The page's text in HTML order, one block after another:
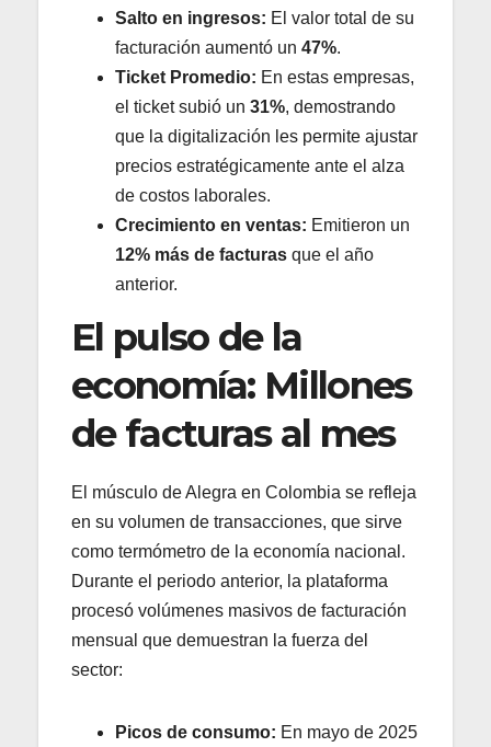
Salto en ingresos: El valor total de su
facturación aumentó un 47%.
Ticket Promedio: En estas empresas,
el ticket subió un 31%, demostrando
que la digitalización les permite ajustar
precios estratégicamente ante el alza
de costos laborales.
Crecimiento en ventas: Emitieron un
12% más de facturas que el año
anterior.
El pulso de la
economía: Millones
de facturas al mes
El músculo de Alegra en Colombia se refleja
en su volumen de transacciones, que sirve
como termómetro de la economía nacional.
Durante el periodo anterior, la plataforma
procesó volúmenes masivos de facturación
mensual que demuestran la fuerza del
sector:
Picos de consumo: En mayo de 2025